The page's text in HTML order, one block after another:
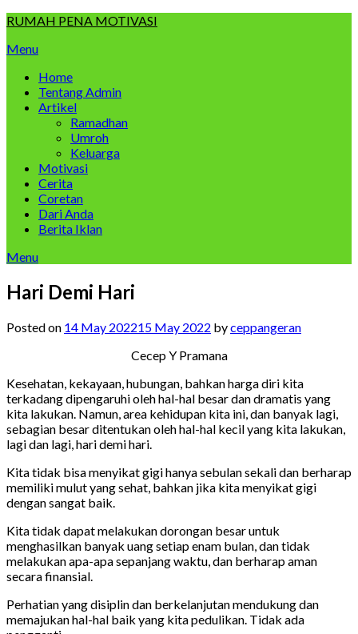
Skip
content
RUMAH PENA MOTIVASI
Menu
Home
Tentang Admin
Artikel
Ramadhan
Umroh
Keluarga
Motivasi
Cerita
Coretan
Dari Anda
Berita Iklan
Menu
Hari Demi Hari
Posted on 14 May 202215 May 2022 byceppangeran
Cecep Y Pramana
Kesehatan, kekayaan, hubungan, bahkan harga diri kita
terkadang dipengaruhi oleh hal-hal besar dan dramatis yang
kita lakukan. Namun, area kehidupan kita ini, dan banyak lagi,
sebagian besar ditentukan oleh hal-hal kecil yang kita lakukan,
lagi dan lagi, hari demi hari.
Kita tidak bisa menyikat gigi hanya sebulan sekali dan berharap
memiliki mulut yang sehat, bahkan jika kita menyikat gigi
dengan sangat baik.
Kita tidak dapat melakukan dorongan besar untuk
menghasilkan banyak uang setiap enam bulan, dan tidak
melakukan apa-apa sepanjang waktu, dan berharap aman
secara finansial.
Perhatian yang disiplin dan berkelanjutan mendukung dan
memajukan hal-hal baik yang kita pedulikan. Tidak ada